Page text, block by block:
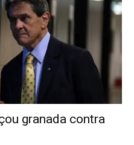
granada contra